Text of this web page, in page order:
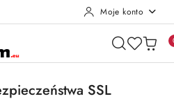
Moje konto
SSL